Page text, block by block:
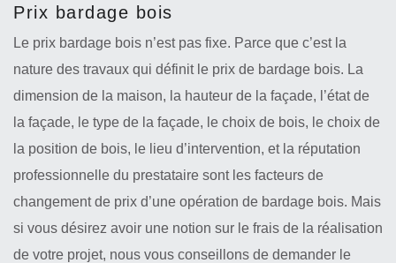
Prix bardage bois
Le prix bardage bois n’est pas fixe. Parce que c’est la
nature des travaux qui définit le prix de bardage bois. La
dimension de la maison, la hauteur de la façade, l’état de
la façade, le type de la façade, le choix de bois, le choix de
la position de bois, le lieu d’intervention, et la réputation
professionnelle du prestataire sont les facteurs de
changement de prix d’une opération de bardage bois. Mais
si vous désirez avoir une notion sur le frais de la réalisation
de votre projet, nous vous conseillons de demander le